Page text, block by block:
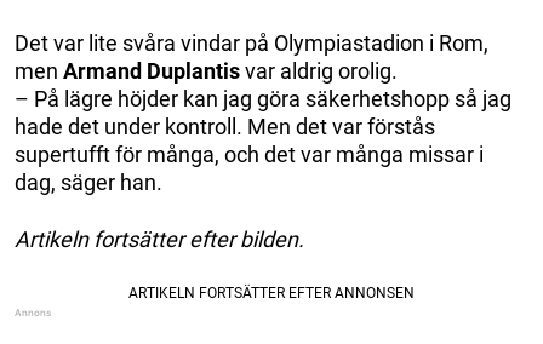
Det var lite svåra vindar på Olympiastadion i Rom,
men Armand Duplantisvar aldrig orolig.
– På lägre höjder kan jag göra säkerhetshopp så jag
hade det under kontroll. Men det var förstås
supertufft för många, och det var många missar i
dag, säger han.
Artikeln fortsätter efter bilden.